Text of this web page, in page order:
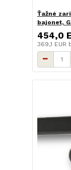
Ťažné
bajonet,
454,0
369,1 EUR